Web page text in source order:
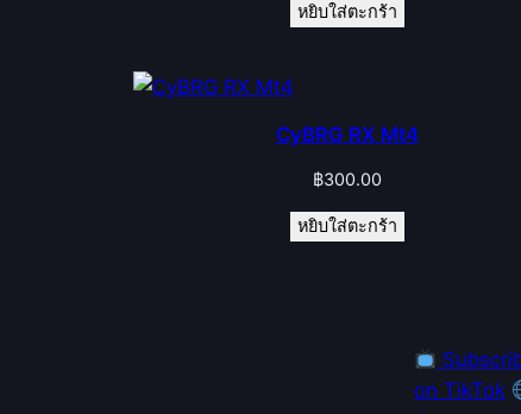
หยิบใส่ตะกร้า
CyBRG RX Mt4
฿300.00
หยิบใส่ตะกร้า
on TikTok